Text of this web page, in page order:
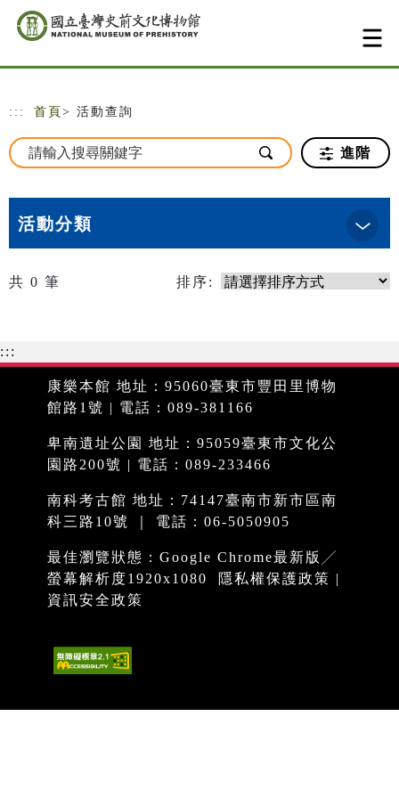
跳到主要內容
網站導覽
::: 首頁 > 活動查詢
進階
活動分類
共 0 筆 排序:
:::
康樂本館 地址：95060臺東市豐田里博物
館路1號 | 電話：089-381166
卑南遺址公園 地址：95059臺東市文化公
園路200號 | 電話：089-233466
南科考古館 地址：74147臺南市新市區南
科三路10號 ｜ 電話：06-5050905
最佳瀏覽狀態：Google Chrome最新版╱
螢幕解析度1920x1080
隱私權保護政策 |
資訊安全政策